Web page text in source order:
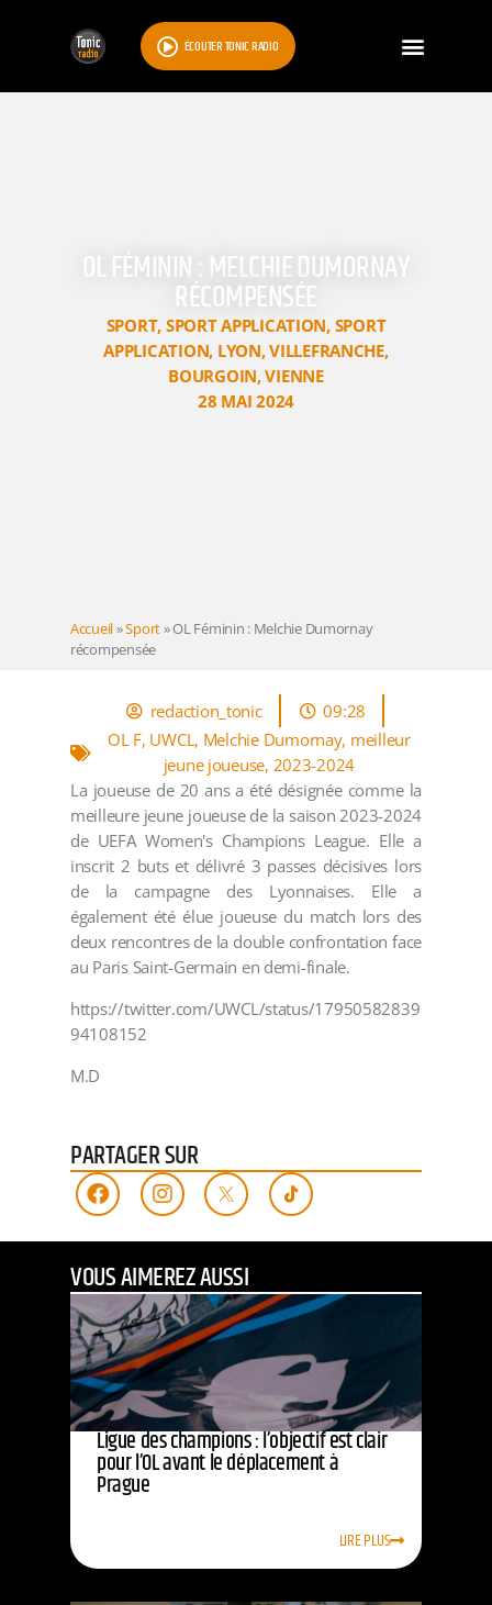
ÉCOUTER TONIC RADIO
OL FÉMININ : MELCHIE DUMORNAY
RÉCOMPENSÉE
SPORT, SPORT APPLICATION, SPORT
APPLICATION, LYON,VILLEFRANCHE,
BOURGOIN,VIENNE
28 MAI 2024
Accueil»Sport»OL Féminin : Melchie Dumornay
récompensée
redaction_tonic
09:28
OL F, UWCL, Melchie Dumornay, meilleur
jeune joueuse, 2023-2024
La joueuse de 20 ans a été désignée comme la
meilleure jeune joueuse de la saison 2023-2024
de UEFA Women's Champions League. Elle a
inscrit 2 buts et délivré 3 passes décisives lors
de la campagne des Lyonnaises. Elle a
également été élue joueuse du match lors des
deux rencontres de la double confrontation face
au Paris Saint-Germain en demi-finale.
https://twitter.com/UWCL/status/17950582839
94108152
M.D
PARTAGER SUR
VOUS AIMEREZ AUSSI
Ligue des champions : l’objectif est clair
pour l’OL avant le déplacement à
Prague
LIRE PLUS